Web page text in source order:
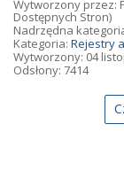
Wytworzony przez:
Dostępnych Stron)
Nadrzędna
Kategoria: Rejestry
Wytworzony: 04
Odsłony: 7414